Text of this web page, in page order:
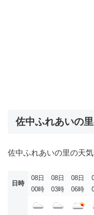
佐中ふれあいの
佐中ふれあいの里の天気
日時
08日
00時
08日
03時
08日
06時